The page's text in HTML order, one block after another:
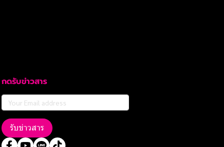
กดรับข่าวสาร
รับข่าวสาร